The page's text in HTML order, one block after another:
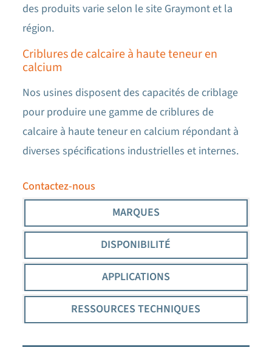
des produits varie selon le site Graymont et la
région.
Criblures de calcaire à haute teneur en
calcium
Nos usines disposent des capacités de criblage
pour produire une gamme de criblures de
calcaire à haute teneur en calcium répondant à
diverses spécifications industrielles et internes.
Contactez-nous
MARQUES
DISPONIBILITÉ
APPLICATIONS
RESSOURCES TECHNIQUES